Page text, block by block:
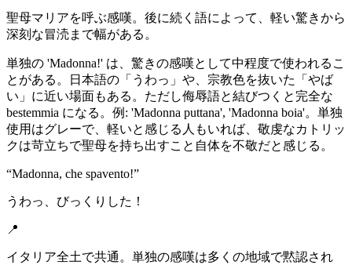
聖母マリアを呼ぶ感嘆。後に続く語によって、軽い驚きから
深刻な冒涜まで幅がある。
単独の 'Madonna!' は、驚きの感嘆として中程度で使われるこ
とがある。日本語の「うわっ」や、宗教色を抜いた「やば
い」に近い場面もある。ただし侮辱語と結びつくと完全な
bestemmia になる。例: 'Madonna puttana', 'Madonna boia'。単独
使用はグレーで、軽いと感じる人もいれば、敬虔なカトリッ
クは苛立ちで聖母を持ち出すこと自体を不敬だと感じる。
“Madonna, che spavento!”
うわっ、びっくりした！
📍
イタリア全土で共通。単独の感嘆は多くの地域で黙認され